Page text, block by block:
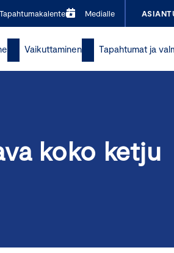
Tapahtumakalenteri Medialle
Vaikuttaminen Tapahtumat ja
koko ketju